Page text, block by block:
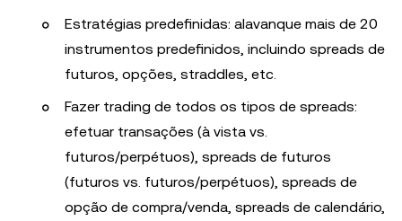
Estratégias predefinidas: alavanque mais de 20
instrumentos predefinidos, incluindo spreads de
futuros, opções, straddles, etc.
Fazer trading de todos os tipos de spreads:
efetuar transações (à vista vs.
futuros/perpétuos), spreads de futuros
(futuros vs. futuros/perpétuos), spreads de
opção de compra/venda, spreads de calendário,